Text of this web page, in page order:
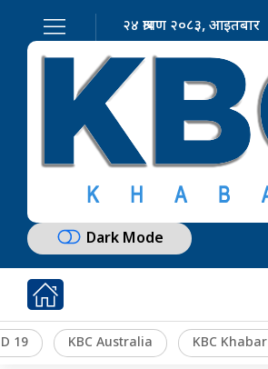
२४ श्रावण २०८३, आइतबार
Dark Mode
19 KBC Australia KBC Khabar